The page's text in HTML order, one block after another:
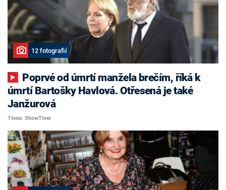
12 fotografií
úmrtí Bartošky Havlová. Otřesená je také
Janžurová
Téma: ShowTime